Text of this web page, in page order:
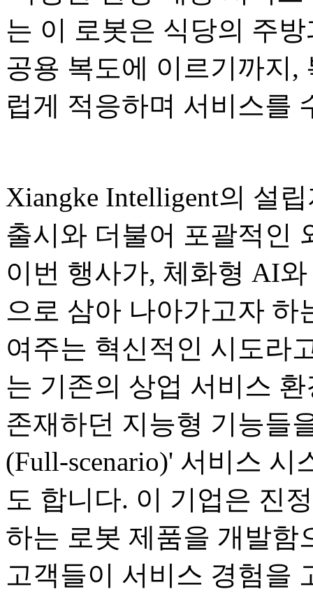
는 이 로봇은 식당의 주
공용 복도에 이르기까지,
럽게 적응하며 서비스를
Xiangke Intelligent의 설
출시와 더불어 포괄적인
이번 행사가, 체화형 AI
으로 삼아 나아가고자
여주는 혁신적인 시도라
는 기존의 상업 서비스
존재하던 지능형 기능들
(Full-scenario)' 서비스
도 합니다. 이 기업은 진
하는 로봇 제품을 개발함
고객들이 서비스 경험을